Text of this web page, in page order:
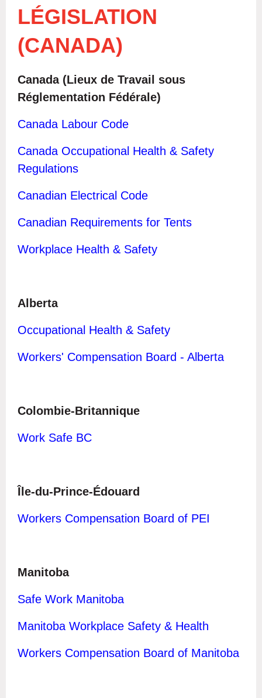
LÉGISLATION
(CANADA)
Canada (Lieux de Travail sous
Réglementation Fédérale)
Canada Labour Code
Canada Occupational Health & Safety
Regulations
Canadian Electrical Code
Canadian Requirements for Tents
Workplace Health & Safety
Alberta
Occupational Health & Safety
Workers' Compensation Board - Alberta
Colombie-Britannique
Work Safe BC
Île-du-Prince-Édouard
Workers Compensation Board of PEI
Manitoba
Safe Work Manitoba
Manitoba Workplace Safety & Health
Workers Compensation Board of Manitoba